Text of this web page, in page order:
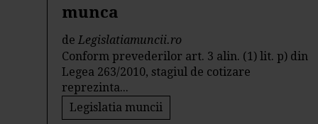
munca
deLegislatiamuncii.ro
Conform prevederilor art. 3 alin. (1) lit. p) din
Legea 263/2010, stagiul de cotizare
reprezinta...
Legislatia muncii